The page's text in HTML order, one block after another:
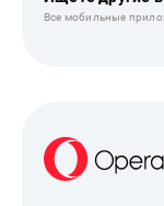
Все мобильные